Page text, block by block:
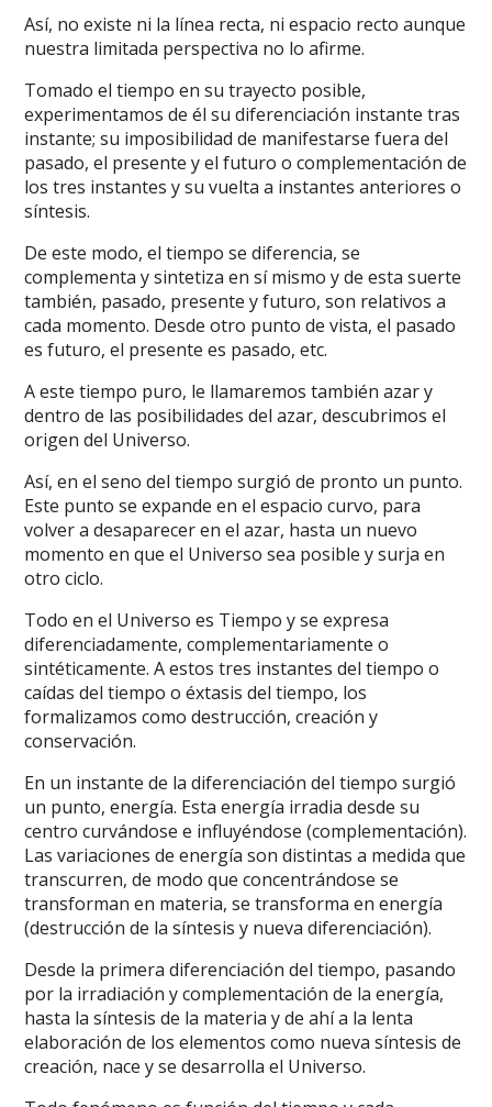
Así, no existe ni la línea recta, ni espacio recto aunque
nuestra limitada perspectiva no lo afirme.
Tomado el tiempo en su trayecto posible,
experimentamos de él su diferenciación instante tras
instante; su imposibilidad de manifestarse fuera del
pasado, el presente y el futuro o complementación de
los tres instantes y su vuelta a instantes anteriores o
síntesis.
De este modo, el tiempo se diferencia, se
complementa y sintetiza en sí mismo y de esta suerte
también, pasado, presente y futuro, son relativos a
cada momento. Desde otro punto de vista, el pasado
es futuro, el presente es pasado, etc.
A este tiempo puro, le llamaremos también azar y
dentro de las posibilidades del azar, descubrimos el
origen del Universo.
Así, en el seno del tiempo surgió de pronto un punto.
Este punto se expande en el espacio curvo, para
volver a desaparecer en el azar, hasta un nuevo
momento en que el Universo sea posible y surja en
otro ciclo.
Todo en el Universo es Tiempo y se expresa
diferenciadamente, complementariamente o
sintéticamente. A estos tres instantes del tiempo o
caídas del tiempo o éxtasis del tiempo, los
formalizamos como destrucción, creación y
conservación.
En un instante de la diferenciación del tiempo surgió
un punto, energía. Esta energía irradia desde su
centro curvándose e influyéndose (complementación).
Las variaciones de energía son distintas a medida que
transcurren, de modo que concentrándose se
transforman en materia, se transforma en energía
(destrucción de la síntesis y nueva diferenciación).
Desde la primera diferenciación del tiempo, pasando
por la irradiación y complementación de la energía,
hasta la síntesis de la materia y de ahí a la lenta
elaboración de los elementos como nueva síntesis de
creación, nace y se desarrolla el Universo.